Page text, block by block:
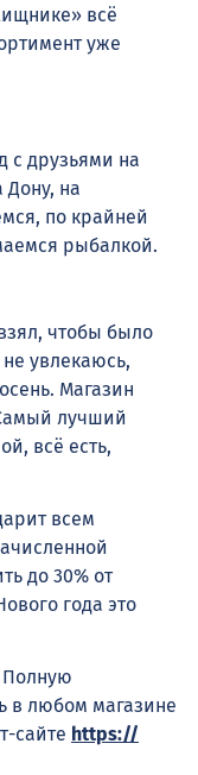
всё
уже
с друзьями на
Дону, на
по крайней
рыбалкой.
чтобы было
увлекаюсь,
Магазин
лучший
всё есть,
всем
до 30% от
года это
Полную
в любом магазине
сайте https://